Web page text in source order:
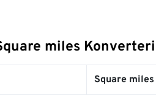
miles
Square miles